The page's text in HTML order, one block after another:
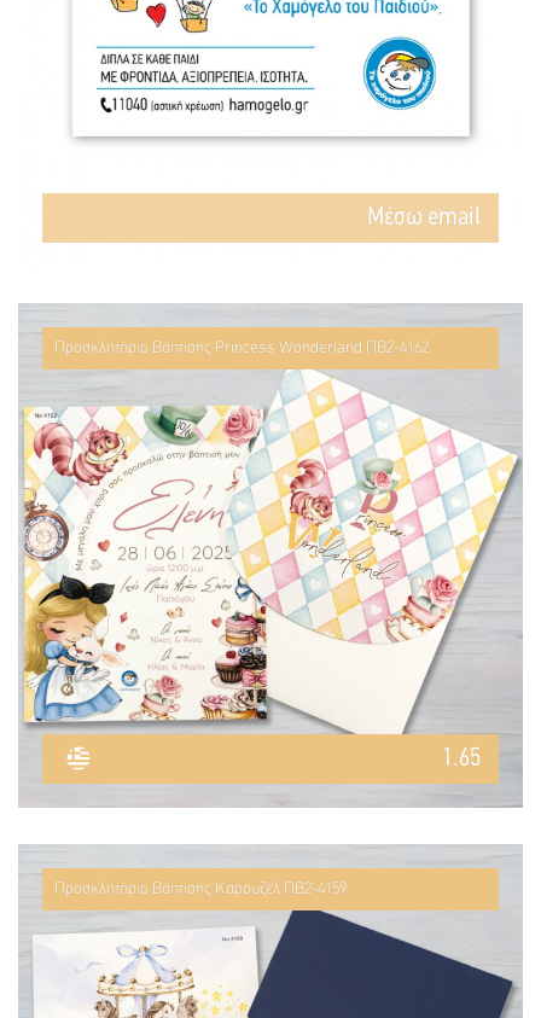
Mέσω email
Προσκλητήριο Βάπτισης Princess Wonderland ΠΒ2-4162
1.65
Προσκλητήριο Βάπτισης Καρουζέλ ΠΒ2-4159